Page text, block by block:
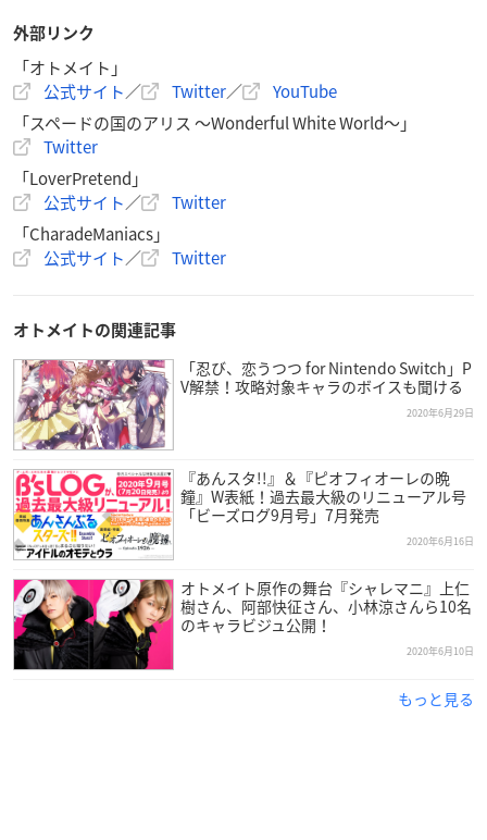
外部リンク
「オトメイト」
公式サイト／ Twitter／
YouTube
「スペードの国のアリス ～Wonderful White World～」
Twitter
「LoverPretend」
公式サイト／
Twitter
「CharadeManiacs」
公式サイト／ Twitter
オトメイトの関連記事
「忍び、恋うつつ for Nintendo Switch」P
V解禁！攻略対象キャラのボイスも聞ける
2020年6月29日
『あんスタ!!』＆『ピオフィオーレの晩
鐘』W表紙！過去最大級のリニューアル号
「ビーズログ9月号」7月発売
2020年6月16日
オトメイト原作の舞台『シャレマニ』上仁
樹さん、阿部快征さん、小林涼さんら10名
のキャラビジュ公開！
2020年6月10日
もっと見る